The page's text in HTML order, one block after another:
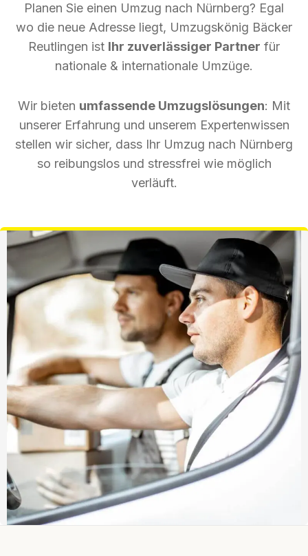
Planen Sie einen Umzug nach Nürnberg? Egal
wo die neue Adresse liegt, Umzugskönig Bäcker
Reutlingen ist Ihr zuverlässiger Partner für
nationale & internationale Umzüge.
Wir bieten umfassende Umzugslösungen: Mit
unserer Erfahrung und unserem Expertenwissen
stellen wir sicher, dass Ihr Umzug nach Nürnberg
so reibungslos und stressfrei wie möglich
verläuft.